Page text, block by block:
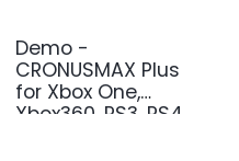
Demo -
CRONUSMAX Plus
for Xbox One,
Xbox360, PS3, PS4